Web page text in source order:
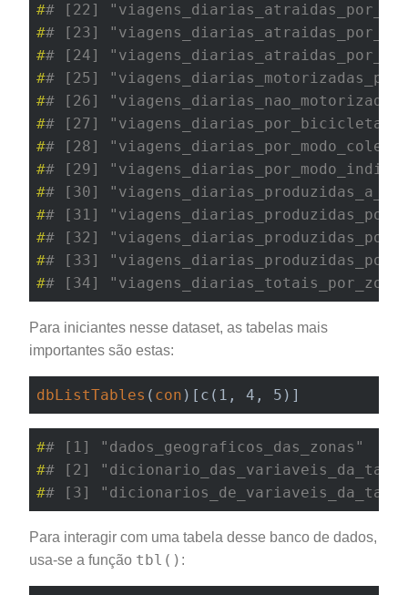
## [22]
## [23]
## [24]
## [25]
## [26]
## [27]
## [28]
## [29]
## [30]
## [31]
## [32]
## [33]
## [34]
Para iniciantes nesse dataset, as tabelas mais
importantes são estas:
dbListTables ( con ) [c(1, 4, 5)]
## [1]
## [2]
## [3]
Para interagir com uma tabela desse banco de dados,
usa-se a função tbl() :